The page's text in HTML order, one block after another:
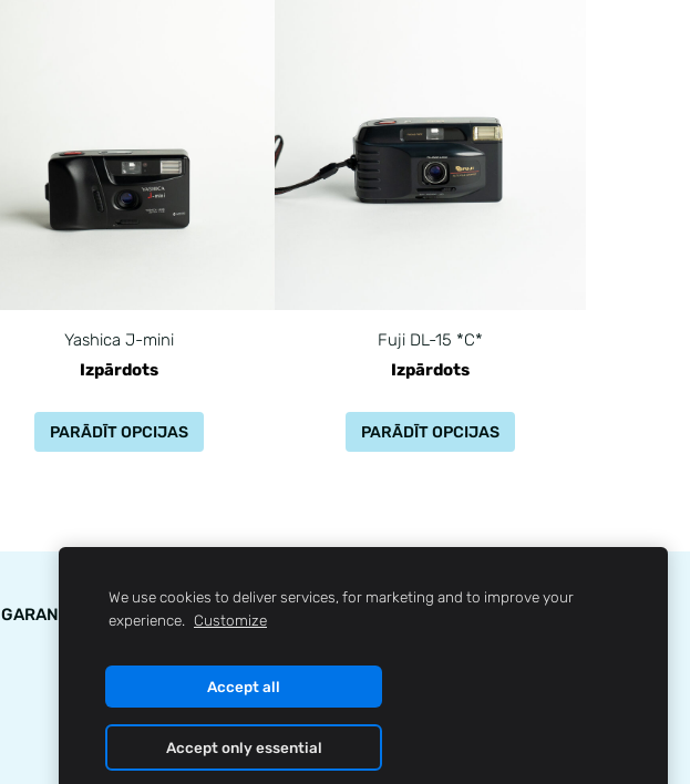
Yashica J-mini
Izpārdots
PARĀDĪT OPCIJAS
Fuji DL-15 *C*
Izpārdots
PARĀDĪT OPCIJAS
GARANTIJA STĀVOKĻA NOVĒRTĒJUMS
We use cookies to deliver services, for marketing and to improve your
experience. Customize
Accept all
Accept only essential